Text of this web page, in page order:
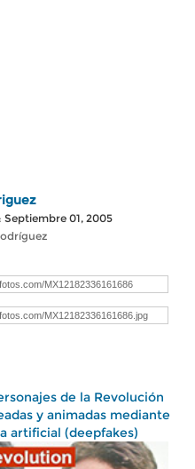
Septiembre 01, 2005
de la Revolución
y animadas mediante
artificial (deepfakes)